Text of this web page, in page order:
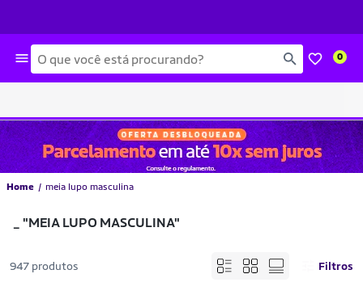
Busca 0
Home meia lupo masculina
"MEIA LUPO MASCULINA"
947 produtos Filtros